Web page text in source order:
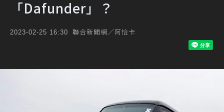
「Dafunder」？
2023-02-25 16:30 聯合新聞網／阿恰卡